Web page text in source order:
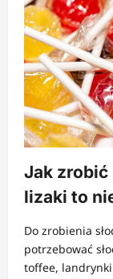
Jak
lizaki to
Do zrobienia
potrzebować
toffee,